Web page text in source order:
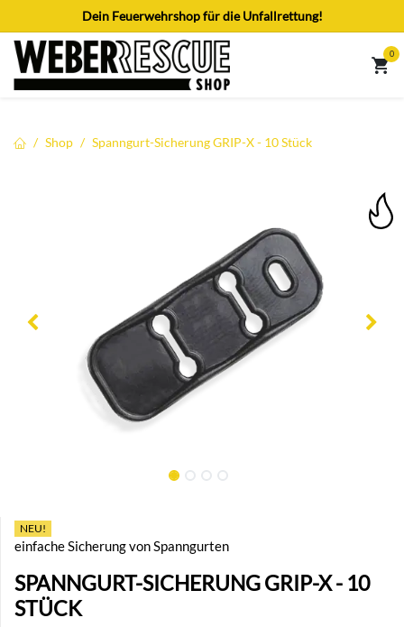
Zum Inhalt springenDein Feuerwehrshop für die Unfallrettung!
0
Shop Spanngurt-Sicherung GRIP-X - 10 Stück
NEU!
einfache Sicherung von Spanngurten
SPANNGURT-SICHERUNG GRIP-X - 10
STÜCK